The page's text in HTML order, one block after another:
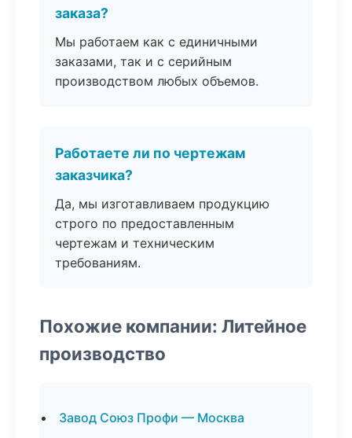
заказа?
Мы работаем как с единичными
заказами, так и с серийным
производством любых объемов.
Работаете ли по чертежам
заказчика?
Да, мы изготавливаем продукцию
строго по предоставленным
чертежам и техническим
требованиям.
Похожие компании: Литейное
производство
Завод Союз Профи — Москва